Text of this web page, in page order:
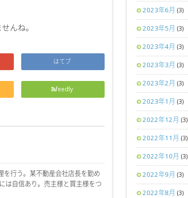
んね。
はてブ
feedly
行う。某不動産会社店長を勤め
は自信あり。売主様と買主様をつ
2023年6月 (3)
2023年5月 (3)
2023年4月 (3)
2023年3月 (3)
2023年2月 (3)
2023年1月 (3)
2022年12月 (3)
2022年11月 (3)
2022年10月 (3)
2022年9月 (3)
2022年8月 (3)